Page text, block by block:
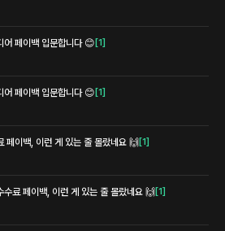
어 페이백 입문합니다 😊 [1]
어 페이백 입문합니다 😊 [1]
페이백, 이런 게 있는 줄 몰랐네요 🙌 [1]
수료 페이백, 이런 게 있는 줄 몰랐네요 🙌 [1]